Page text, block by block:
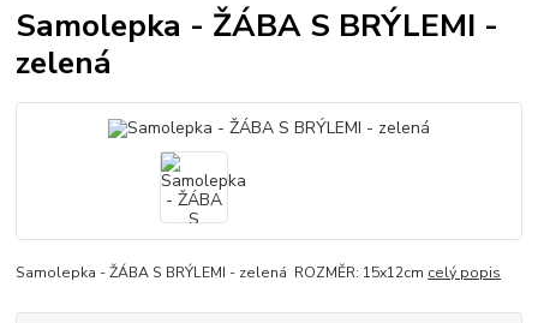
Samolepka - ŽÁBA S BRÝLEMI -
zelená
Samolepka - ŽÁBA S BRÝLEMI - zelená ROZMĚR: 15x12cm celý popis